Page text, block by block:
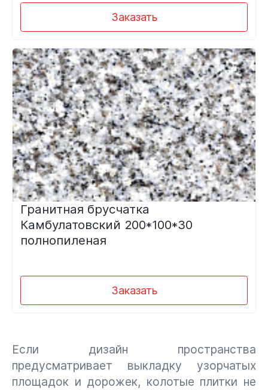
Заказать
Гранитная брусчатка
Камбулатовский 200*100*30
полнопиленая
Заказать
Если дизайн пространства
предусматривает выкладку узорчатых
площадок и дорожек, колотые плитки не